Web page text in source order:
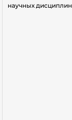
научных дисциплин